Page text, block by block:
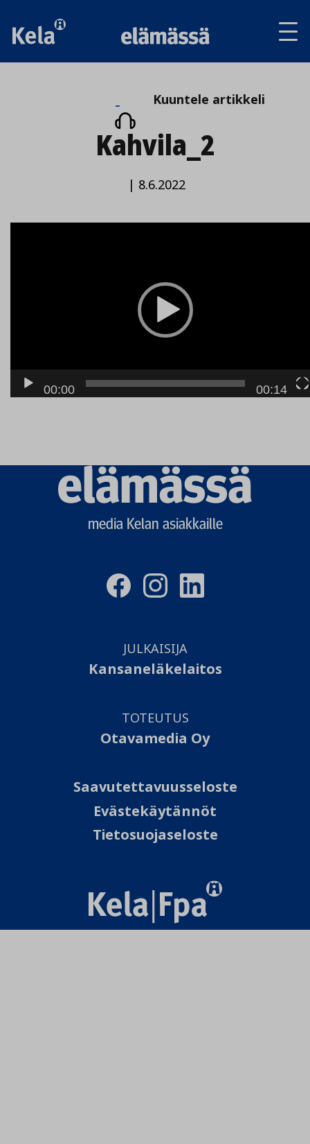
Kuuntele
artikkeli
Kuuntele artikkeli
Kahvila_2
| 8.6.2022
00:00 00:14
Elämässä
logo
media Kelan asiakkaille
JULKAISIJA
Kansaneläkelaitos
TOTEUTUS
Otavamedia Oy
Saavutettavuusseloste
Evästekäytännöt
Tietosuojaseloste